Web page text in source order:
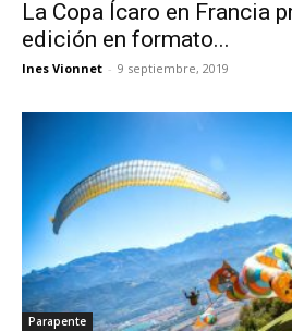
La Copa Ícaro en Francia
edición en formato...
Ines Vionnet - 9 septiembre, 2019
Parapente